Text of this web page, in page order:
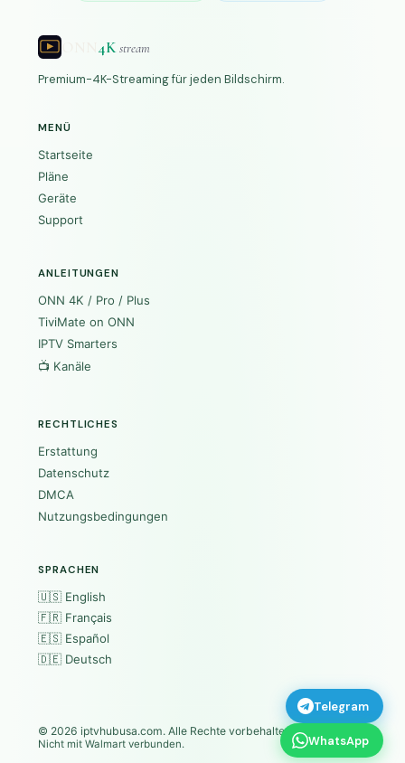
4Kstream
Premium-4K-Streaming für jeden Bildschirm.
MENÜ
Startseite
Pläne
Geräte
Support
ANLEITUNGEN
ONN 4K / Pro / Plus
TiviMate on ONN
IPTV Smarters
📺 Kanäle
RECHTLICHES
Erstattung
Datenschutz
DMCA
Nutzungsbedingungen
SPRACHEN
🇺🇸 English
🇫🇷 Français
🇪🇸 Español
🇩🇪 Deutsch
© 2026 iptvhubusa.com. Alle Rechte vorbehalten.
Nicht mit Walmart verbunden.
Telegram
WhatsApp